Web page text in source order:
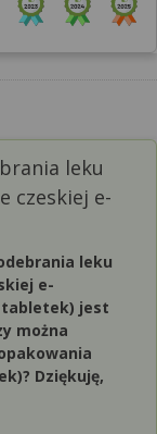
leku
czeskiej e-
leku
e-
tabletek) jest
można
Dziękuję,